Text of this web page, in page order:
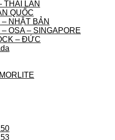
THÁI LAN
QUỐC
NHẬT BẢN
OSA – SINGAPORE
– ĐỨC